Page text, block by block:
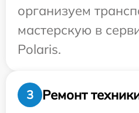
организуем
мастерскую в
Polaris.
3 Ремонт